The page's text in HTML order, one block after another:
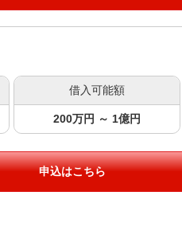
借入可能額
200万円 ～ 1億円
申込はこちら